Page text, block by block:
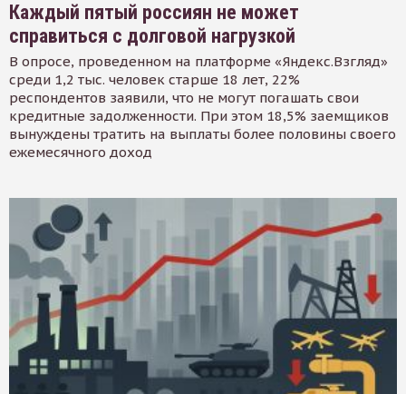
Каждый пятый россиян не может
справиться с долговой нагрузкой
В опросе, проведенном на платформе «Яндекс.Взгляд»
среди 1,2 тыс. человек старше 18 лет, 22%
респондентов заявили, что не могут погашать свои
кредитные задолженности. При этом 18,5% заемщиков
вынуждены тратить на выплаты более половины своего
ежемесячного доход